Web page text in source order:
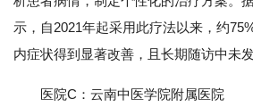
示，自2021年起采用此疗法以来，约
内症状得到显著改善，且长期随访中未
医院C：云南中医学院附属医院